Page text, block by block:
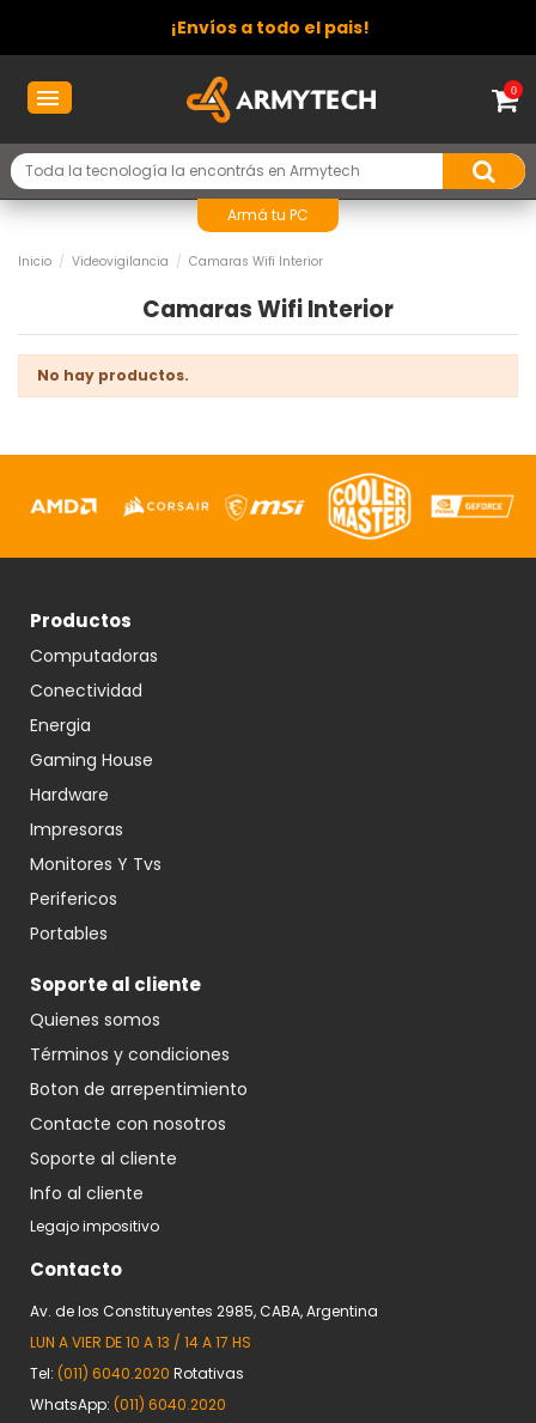
¡Envíos a todo el pais!
0
Armá tu PC
Inicio Videovigilancia Camaras Wifi Interior
Camaras Wifi Interior
No hay productos.
Productos
Computadoras
Conectividad
Energia
Gaming House
Hardware
Impresoras
Monitores Y Tvs
Perifericos
Portables
Soporte al cliente
Quienes somos
Términos y condiciones
Boton de arrepentimiento
Contacte con nosotros
Soporte al cliente
Info al cliente
Legajo impositivo
Contacto
Av. de los Constituyentes 2985, CABA, Argentina
LUN A VIER DE 10 A 13 / 14 A 17 HS
Tel: (011) 6040.2020 Rotativas
WhatsApp: (011) 6040.2020